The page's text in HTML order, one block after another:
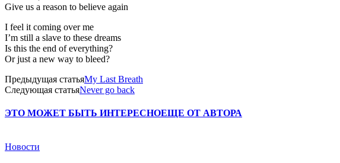
Give us a reason to believe again
I feel it coming over me
I’m still a slave to these dreams
Is this the end of everything?
Or just a new way to bleed?
Предыдущая статьяMy Last Breath
Следующая статьяNever go back
ЭТО МОЖЕТ БЫТЬ ИНТЕРЕСНОЕЩЕ ОТ АВТОРА
Новости